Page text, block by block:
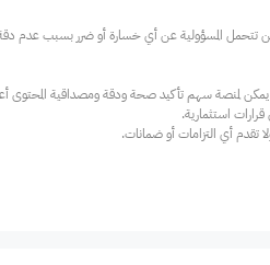
أي التزامات أو ضمانات.